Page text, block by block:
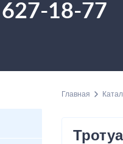
18-77
Главная